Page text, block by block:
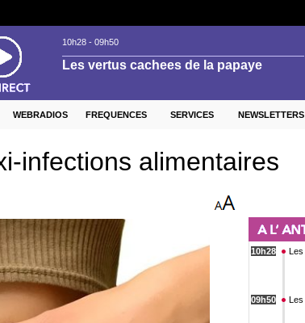
infections alimentaires
WEBRADIOS FREQUENCES SERVICES NEWSLETTERS